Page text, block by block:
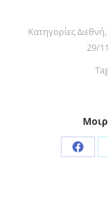
ΚατηγορίεςΔιεθνή,
29/
Share